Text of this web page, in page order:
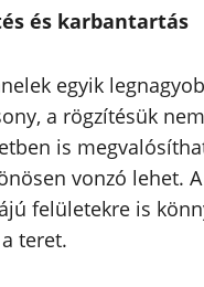
és karbantartás
egyik
a rögzítésük
is
vonzó lehet.
felületekre is
teret.